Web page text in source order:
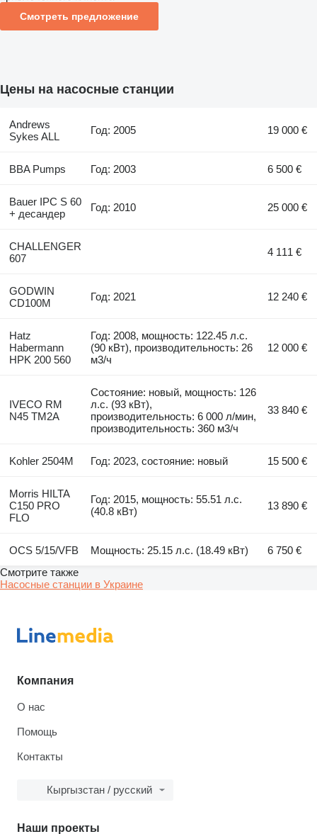
Смотреть предложение
Цены на насосные станции
Andrews
Sykes ALL
Год: 2005 19 000 €
BBA Pumps Год: 2003 6 500 €
Bauer IPC S 60
+ десандер
Год: 2010 25 000 €
CHALLENGER
607
4 111 €
GODWIN
CD100M
Год: 2021 12 240 €
Hatz
Habermann
HPK 200 560
Год: 2008, мощность: 122.45 л.с.
(90 кВт), производительность: 26
м3/ч
12 000 €
IVECO RM
N45 TM2A
Состояние: новый, мощность: 126
л.с. (93 кВт),
производительность: 6 000 л/мин,
производительность: 360 м3/ч
33 840 €
Kohler 2504M Год: 2023, состояние: новый 15 500 €
Morris HILTA
C150 PRO
FLO
Год: 2015, мощность: 55.51 л.с.
(40.8 кВт)
13 890 €
OCS 5/15/VFB Мощность: 25.15 л.с. (18.49 кВт)
6 750 €
Смотрите также
Насосные станции в Украине
Компания
О нас
Помощь
Контакты
Кыргызстан / русский
Наши проекты